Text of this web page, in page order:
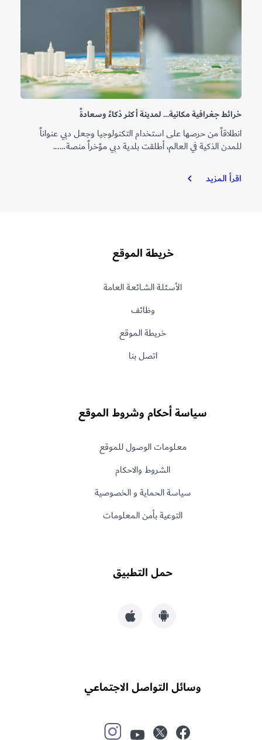
خرائط جغرافية مكانية… لمدينة أكثر ذكاءً وسعادةً
انطلاقاً من حرصها على استخدام التكنولوجيا وجعل دبي عنواناً
للمدن الذكية في العالم، أطلقت بلدية دبي مؤخراً منصة…...
اقرأ المزيد
خرائط
خريطة الموقع
الأسـئلـة الشــائعـة العامة
وظائف
خريطة الموقع
اتصل بنا
سياسة أحكام وشروط الموقع
معـلومات الوصول للموقع
الشروط والاحكام
سياسة الحماية و الخصوصية
التوعية بأمن المعلومات
حمل التطبيق
وسائل التواصل الاجتماعي